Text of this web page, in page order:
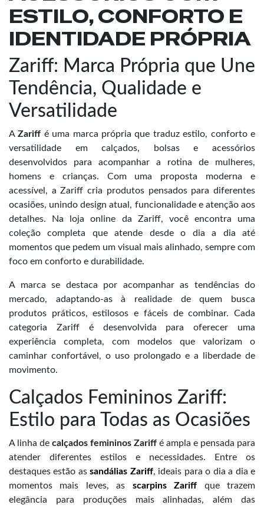
ESTILO, CONFORTO E
IDENTIDADE PRÓPRIA
Zariff: Marca Própria que Une
Tendência, Qualidade e
Versatilidade
AZariff é uma marca própria que traduz estilo, conforto e
versatilidade em calçados, bolsas e acessórios
desenvolvidos para acompanhar a rotina de mulheres,
homens e crianças. Com uma proposta moderna e
acessível, a Zariff cria produtos pensados para diferentes
ocasiões, unindo design atual, funcionalidade e atenção aos
detalhes. Na loja online da Zariff, você encontra uma
coleção completa que atende desde o dia a dia até
momentos que pedem um visual mais alinhado, sempre com
foco em conforto e durabilidade.
A marca se destaca por acompanhar as tendências do
mercado, adaptando-as à realidade de quem busca
produtos práticos, estilosos e fáceis de combinar. Cada
categoria Zariff é desenvolvida para oferecer uma
experiência completa, com modelos que valorizam o
caminhar confortável, o uso prolongado e a liberdade de
movimento.
Calçados Femininos Zariff:
Estilo para Todas as Ocasiões
A linha de calçados femininos Zariff é ampla e pensada para
atender diferentes estilos e necessidades. Entre os
destaques estão assandálias Zariff, ideais para o dia a dia e
momentos mais leves, as scarpins Zariff que trazem
elegância para produções mais alinhadas, além das